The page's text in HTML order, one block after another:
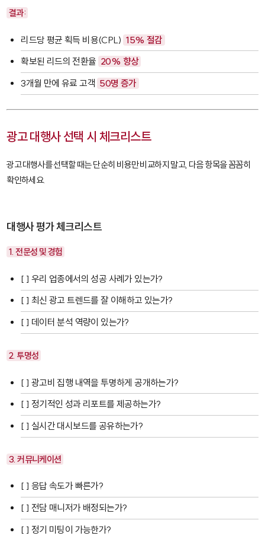
결과:
리드당 평균 획득 비용(CPL) 15% 절감
확보된 리드의 전환율 20% 향상
3개월 만에 유료 고객 50명 증가
광고 대행사 선택 시 체크리스트
광고 대행사를 선택할 때는 단순히 비용만 비교하지 말고, 다음 항목을 꼼꼼히
확인하세요.
대행사 평가 체크리스트
1. 전문성 및 경험
[ ] 우리 업종에서의 성공 사례가 있는가?
[ ] 최신 광고 트렌드를 잘 이해하고 있는가?
[ ] 데이터 분석 역량이 있는가?
2. 투명성
[ ] 광고비 집행 내역을 투명하게 공개하는가?
[ ] 정기적인 성과 리포트를 제공하는가?
[ ] 실시간 대시보드를 공유하는가?
3. 커뮤니케이션
[ ] 응답 속도가 빠른가?
[ ] 전담 매니저가 배정되는가?
[ ] 정기 미팅이 가능한가?